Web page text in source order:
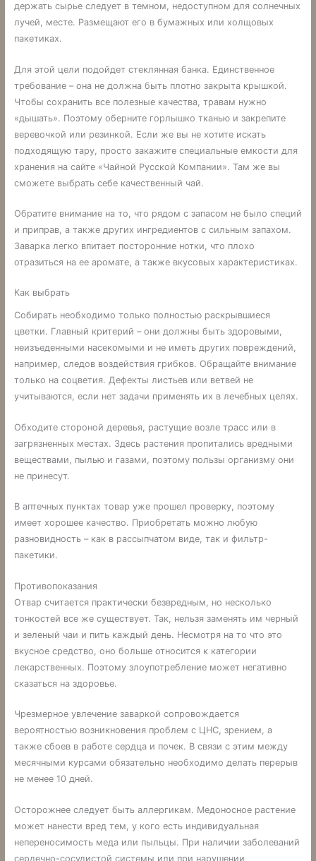
держать сырье следует в темном, недоступном для солнечных
лучей, месте. Размещают его в бумажных или холщовых
пакетиках.
Для этой цели подойдет стеклянная банка. Единственное
требование – она не должна быть плотно закрыта крышкой.
Чтобы сохранить все полезные качества, травам нужно
«дышать». Поэтому оберните горлышко тканью и закрепите
веревочкой или резинкой. Если же вы не хотите искать
подходящую тару, просто закажите специальные емкости для
хранения на сайте «Чайной Русской Компании». Там же вы
сможете выбрать себе качественный чай.
Обратите внимание на то, что рядом с запасом не было специй
и приправ, а также других ингредиентов с сильным запахом.
Заварка легко впитает посторонние нотки, что плохо
отразиться на ее аромате, а также вкусовых характеристиках.
Как выбрать
Собирать необходимо только полностью раскрывшиеся
цветки. Главный критерий – они должны быть здоровыми,
неизъеденными насекомыми и не иметь других повреждений,
например, следов воздействия грибков. Обращайте внимание
только на соцветия. Дефекты листьев или ветвей не
учитываются, если нет задачи применять их в лечебных целях.
Обходите стороной деревья, растущие возле трасс или в
загрязненных местах. Здесь растения пропитались вредными
веществами, пылью и газами, поэтому пользы организму они
не принесут.
В аптечных пунктах товар уже прошел проверку, поэтому
имеет хорошее качество. Приобретать можно любую
разновидность – как в рассыпчатом виде, так и фильтр-
пакетики.
Противопоказания
Отвар считается практически безвредным, но несколько
тонкостей все же существует. Так, нельзя заменять им черный
и зеленый чаи и пить каждый день. Несмотря на то что это
вкусное средство, оно больше относится к категории
лекарственных. Поэтому злоупотребление может негативно
сказаться на здоровье.
Чрезмерное увлечение заваркой сопровождается
вероятностью возникновения проблем с ЦНС, зрением, а
также сбоев в работе сердца и почек. В связи с этим между
месячными курсами обязательно необходимо делать перерыв
не менее 10 дней.
Осторожнее следует быть аллергикам. Медоносное растение
может нанести вред тем, у кого есть индивидуальная
непереносимость меда или пыльцы. При наличии заболеваний
сердечно-сосудистой системы или при нарушении